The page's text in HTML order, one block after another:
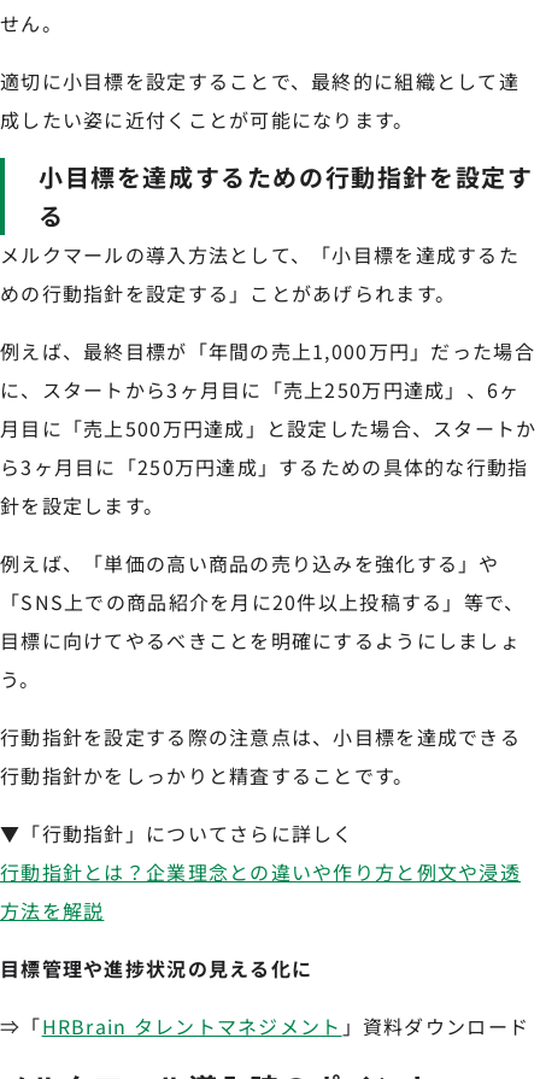
せん。
適切に小目標を設定することで、最終的に組織として達
成したい姿に近付くことが可能になります。
小目標を達成するための行動指針を設定す
る
メルクマールの導入方法として、「小目標を達成するた
めの行動指針を設定する」ことがあげられます。
例えば、最終目標が「年間の売上1,000万円」だった場合
に、スタートから3ヶ月目に「売上250万円達成」、6ヶ
月目に「売上500万円達成」と設定した場合、スタートか
ら3ヶ月目に「250万円達成」するための具体的な行動指
針を設定します。
例えば、「単価の高い商品の売り込みを強化する」や
「SNS上での商品紹介を月に20件以上投稿する」等で、
目標に向けてやるべきことを明確にするようにしましょ
う。
行動指針を設定する際の注意点は、小目標を達成できる
行動指針かをしっかりと精査することです。
▼「行動指針」についてさらに詳しく
行動指針とは？企業理念との違いや作り方と例文や浸透
方法を解説
目標管理や進捗状況の見える化に
⇒「HRBrain タレントマネジメント 」資料ダウンロード